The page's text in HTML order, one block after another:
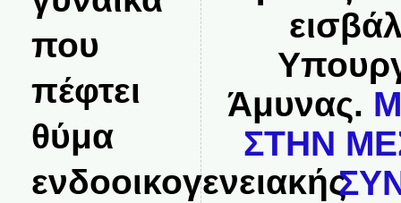
που
πέφτει
θύμα
ενδοοικογενειακής
Άμυνας.
ΣΤΗΝ